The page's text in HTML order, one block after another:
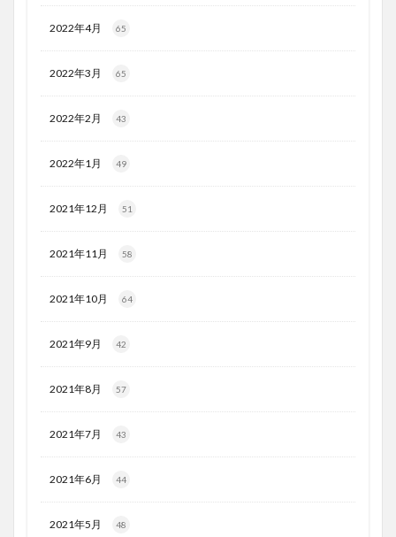
2022年4月 65
2022年3月 65
2022年2月 43
2022年1月 49
2021年12月 51
2021年11月 58
2021年10月 64
2021年9月 42
2021年8月 57
2021年7月 43
2021年6月 44
2021年5月 48